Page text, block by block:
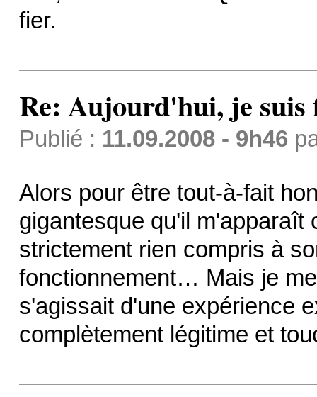
fier.
Re: Aujourd'hui, je suis
Publié : 11.09.2008 - 9h46
Alors pour être tout-à-fait
gigantesque qu'il m'apparaît
strictement rien compris à
fonctionnement… Mais je
s'agissait d'une expérience
complètement légitime et